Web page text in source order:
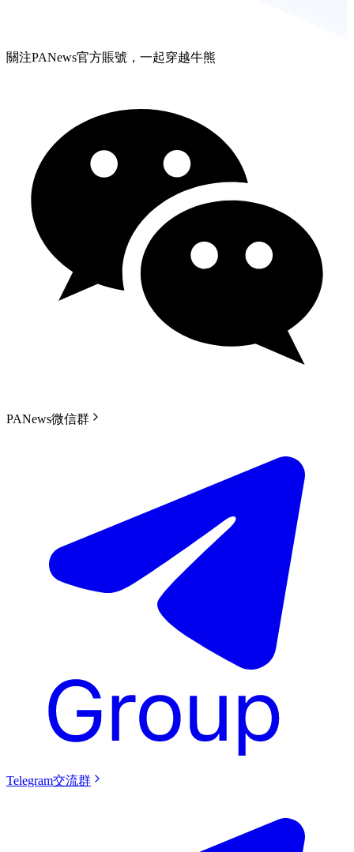
關注PANews官方賬號，一起穿越牛熊
PANews微信群
Telegram交流群